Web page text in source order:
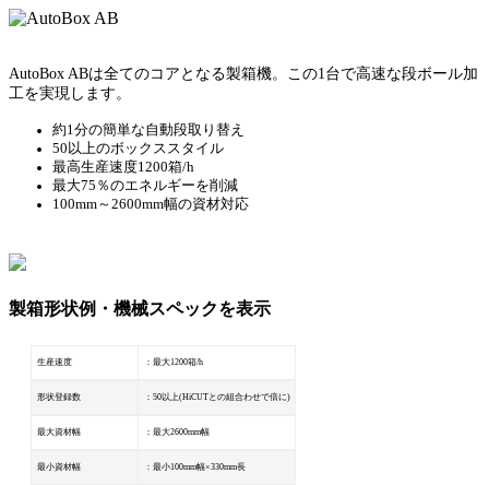
AutoBox ABは全てのコアとなる製箱機。この1台で高速な段ボール加
工を実現します。
約1分の簡単な自動段取り替え
50以上のボックススタイル
最高生産速度1200箱/h
最大75％のエネルギーを削減
100mm～2600mm幅の資材対応
製箱形状例・機械スペックを表示
生産速度 ：最大1200箱/h
形状登録数 ：50以上(HiCUTとの組合わせで倍に)
最大資材幅 ：最大2600mm幅
最小資材幅 ：最小100mm幅×330mm長